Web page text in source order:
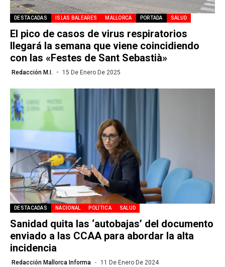
DESTACADAS ISLAS BALEARES MALLORCA PORTADA SALUD
El pico de casos de virus respiratorios
llegará la semana que viene coincidiendo
con las «Festes de Sant Sebastià»
Redacción M.I. 15 De Enero De 2025
DESTACADAS NACIONAL POLÍTICA SALUD
Sanidad quita las ‘autobajas’ del documento
enviado a las CCAA para abordar la alta
incidencia
Redacción Mallorca Informa 11 De Enero De 2024